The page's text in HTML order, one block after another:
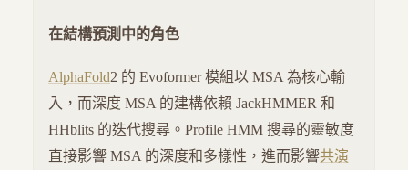
在結構預測中的角色
AlphaFold2 的 Evoformer 模組以 MSA 為核心輸
入，而深度 MSA 的建構依賴 JackHMMER 和
HHblits 的迭代搜尋。Profile HMM 搜尋的靈敏度
直接影響 MSA 的深度和多樣性，進而影響共演